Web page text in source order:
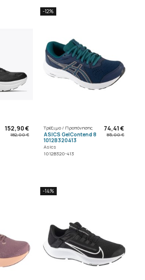
152,90 €
182,00 €
-12%
Τρέξιμο / Προπόνησης
ASICS GelContend 8
1012B320413
Asics
1012B320-413
74,41 €
85,00 €
-14%